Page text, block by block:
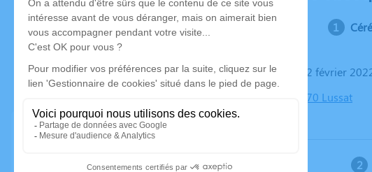
Le mardi 22 février
Église, 23170 Lussat